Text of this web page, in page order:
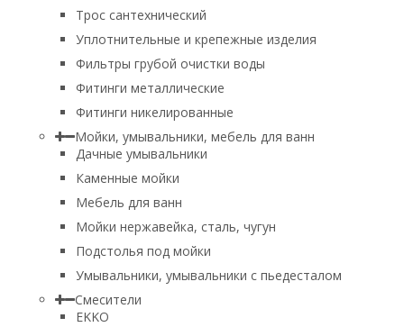
Трос сантехнический
Уплотнительные и крепежные изделия
Фильтры грубой очистки воды
Фитинги металлические
Фитинги никелированные
Мойки, умывальники, мебель для ванн
Дачные умывальники
Каменные мойки
Мебель для ванн
Мойки нержавейка, сталь, чугун
Подстолья под мойки
Умывальники, умывальники с пьедесталом
Смесители
EKKO